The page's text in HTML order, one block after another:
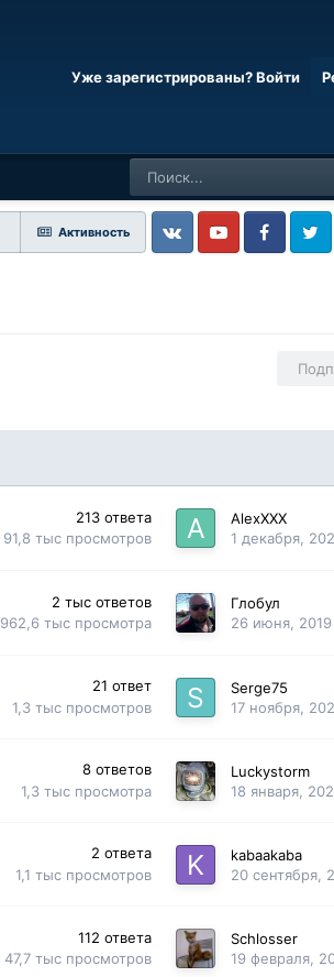
Уже зарегистрированы? Войти
Активность
VkontakteYouTube FacebookTwitter
213 ответа
91,8 тыс просмотров
AlexXXX
1 декабря,
2 тыс ответов
962,6 тыс просмотра
Глобул
26 июня, 2019
21 ответ
1,3 тыс просмотров
Serge75
17 ноября,
8 ответов
1,3 тыс просмотра
Luckystorm
18 января,
2 ответа
1,1 тыс просмотров
kabaakaba
20 сентября,
112 ответа
47,7 тыс просмотров
Schlosser
19 февраля,